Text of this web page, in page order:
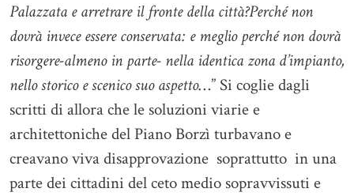
Palazzata e arretrare il fronte della città?Perché non
dovrà invece essere conservata: e meglio perché non dovrà
risorgere-almeno in parte- nella identica zona d’impianto,
nello storico e scenico suo aspetto…” Si coglie dagli
scritti di allora che le soluzioni viarie e
architettoniche del Piano Borzì turbavano e
creavano viva disapprovazione soprattutto in una
parte dei cittadini del ceto medio sopravvissuti e